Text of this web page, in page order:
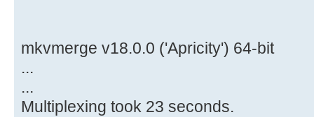
mkvmerge v18.0.0 ('Apricity') 64-bit
...
...
Multiplexing took 23 seconds.